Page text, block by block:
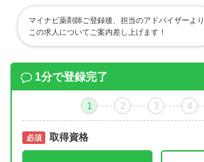
マイナビ薬剤師ご登録後、担当のアドバイザーより
この求人についてご案内差し上げます！
1分で登録完了
1 2 3 4
必須 取得資格